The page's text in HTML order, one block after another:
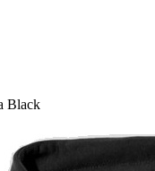
Black